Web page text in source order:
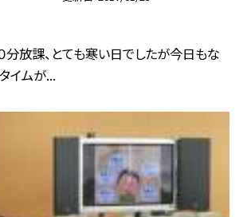
０分放課、とても寒い日でしたが今日もな
イムが...